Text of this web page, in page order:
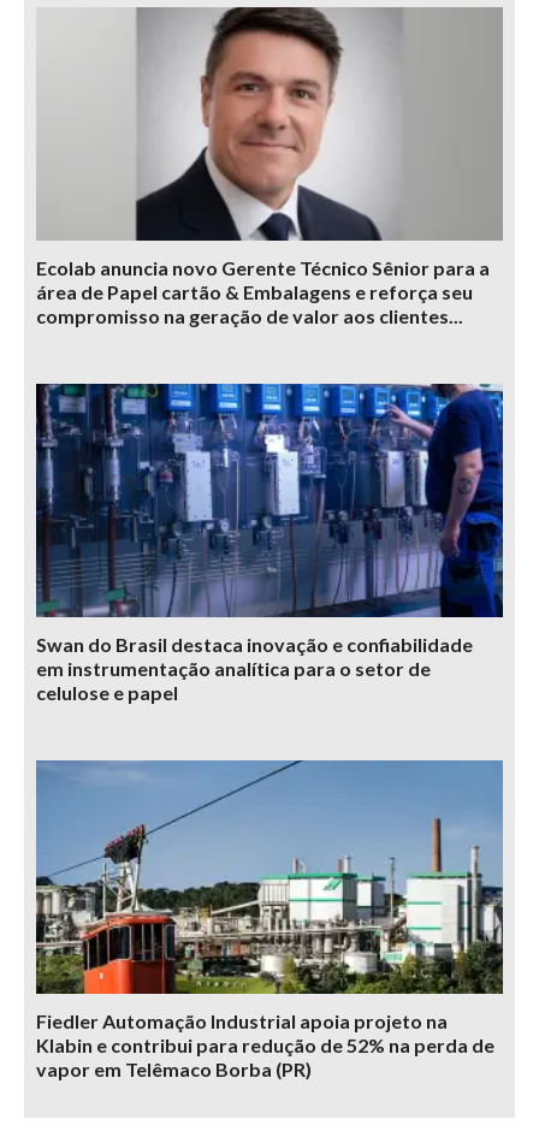
Ecolab anuncia novo Gerente Técnico Sênior para a
área de Papel cartão & Embalagens e reforça seu
compromisso na geração de valor aos clientes...
Swan do Brasil destaca inovação e confiabilidade
em instrumentação analítica para o setor de
celulose e papel
Fiedler Automação Industrial apoia projeto na
Klabin e contribui para redução de 52% na perda de
vapor em Telêmaco Borba (PR)